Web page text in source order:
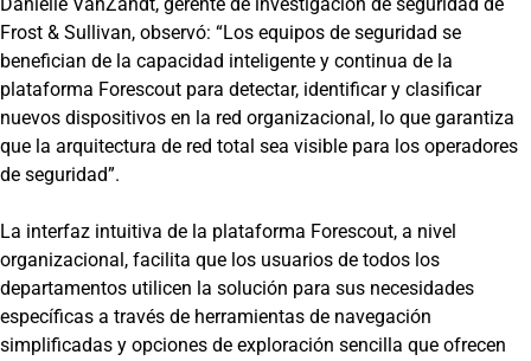
Frost & Sullivan, observó: “Los equipos de seguridad se
benefician de la capacidad inteligente y continua de la
plataforma Forescout para detectar, identificar y clasificar
nuevos dispositivos en la red organizacional, lo que garantiza
que la arquitectura de red total sea visible para los operadores
de seguridad”.
La interfaz intuitiva de la plataforma Forescout, a nivel
organizacional, facilita que los usuarios de todos los
departamentos utilicen la solución para sus necesidades
específicas a través de herramientas de navegación
simplificadas y opciones de exploración sencilla que ofrecen